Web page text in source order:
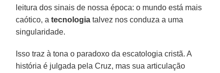
leitura dos sinais de nossa época: o mundo está mais
caótico, atecnologia talvez nos conduza a uma
singularidade.
Isso traz à tona o paradoxo da escatologia cristã. A
história é julgada pela Cruz, mas sua articulação